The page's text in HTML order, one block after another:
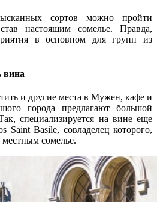
сортов можно пройти
настоящим сомелье. Правда,
в основном для групп из
вина
и другие места в Мужен, кафе и
города предлагают большой
специализируется на вине еще
Basile, совладелец которого,
местным сомелье.